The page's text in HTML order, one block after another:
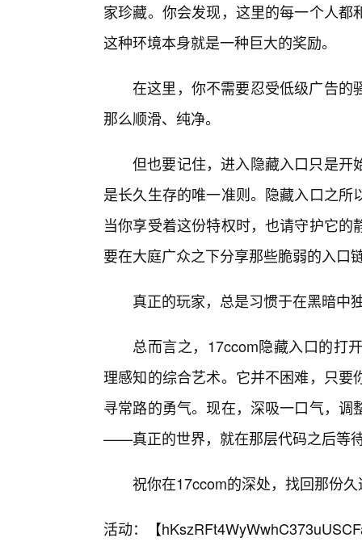
家珍藏。你会发现，这里的每一个人
这种环境本身就是一种巨大的奖励。
在这里，你不需要忍受低级广告的
那么顺滑、纯净。
但也要记住，进入隐藏入口只是开
是长久生存的唯一准则。隐藏入口之
当你享受着这份特权时，也请守护它
要在大庭广众之下分享那些脆弱的入口
真正的玩家，总是习惯于在黑暗中
总而言之，17ccom隐藏入口的打
理感知的综合艺术。它并不困难，只
寻常路的勇气。现在，深吸一口气，
——真正的世界，就在那层代码之后等
祝你在17ccom的深处，找回那份
活动：【